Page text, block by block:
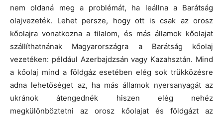
nem oldaná meg a problémát, ha leállna a Barátság
olajvezeték. Lehet persze, hogy ott is csak az orosz
kőolajra vonatkozna a tilalom, és más államok kőolajat
szállíthatnának Magyarországra a Barátság kőolaj
vezetéken: például Azerbajdzsán vagy Kazahsztán. Mind
a kőolaj mind a földgáz esetében elég sok trükközésre
adna lehetőséget az, ha más államok nyersanyagát az
ukránok átengednék hiszen elég nehéz
megkülönböztetni az orosz kőolajat és földgázt az